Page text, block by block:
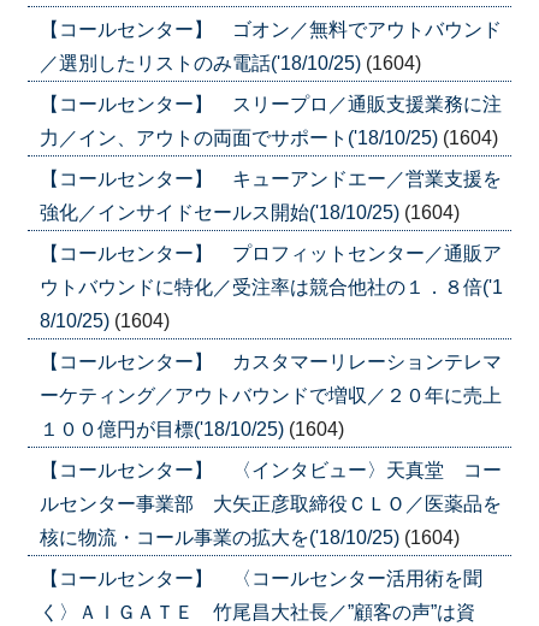
【コールセンター】 ゴオン／無料でアウトバウンド
／選別したリストのみ電話('18/10/25) (1604)
【コールセンター】 スリープロ／通販支援業務に注
力／イン、アウトの両面でサポート('18/10/25) (1604)
【コールセンター】 キューアンドエー／営業支援を
強化／インサイドセールス開始('18/10/25) (1604)
【コールセンター】 プロフィットセンター／通販ア
ウトバウンドに特化／受注率は競合他社の１．８倍('1
8/10/25) (1604)
【コールセンター】 カスタマーリレーションテレマ
ーケティング／アウトバウンドで増収／２０年に売上
１００億円が目標('18/10/25) (1604)
【コールセンター】 〈インタビュー〉天真堂 コー
ルセンター事業部 大矢正彦取締役ＣＬＯ／医薬品を
核に物流・コール事業の拡大を('18/10/25) (1604)
【コールセンター】 〈コールセンター活用術を聞
く〉ＡＩＧＡＴＥ 竹尾昌大社長／”顧客の声”は資